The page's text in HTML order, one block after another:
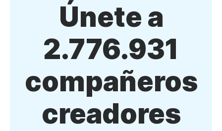
Únete a
2.776.931
compañeros
creadores